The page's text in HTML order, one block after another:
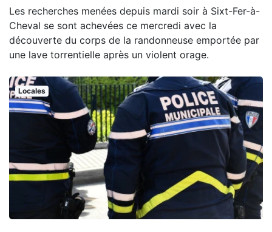
Les recherches menées depuis mardi soir à Sixt-Fer-à-
Cheval se sont achevées ce mercredi avec la
découverte du corps de la randonneuse emportée par
une lave torrentielle après un violent orage.
Locales